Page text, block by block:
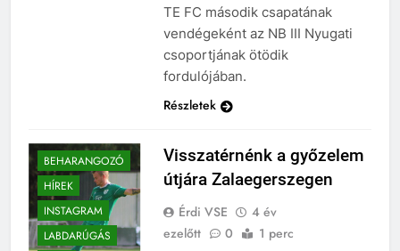
TE FC második csapatának
vendégeként az NB III Nyugati
csoportjának ötödik
fordulójában.
Részletek
BEHARANGOZÓ
HÍREK
INSTAGRAM
LABDARÚGÁS
Visszatérnénk a győzelem
útjára Zalaegerszegen
Érdi VSE
4 év
ezelőtt
0 1 perc